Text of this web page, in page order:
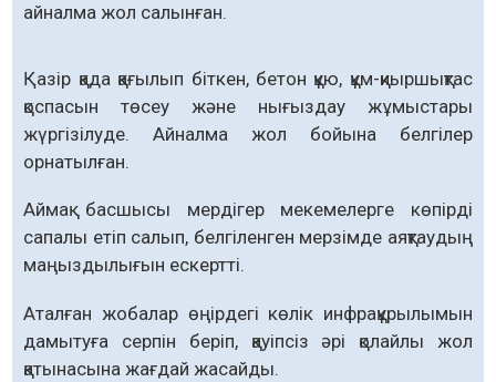
айналма жол салынған.
Қазір қада қағылып біткен, бетон құю, құм-қиыршықтас
қоспасын төсеу және нығыздау жұмыстары
жүргізілуде. Айналма жол бойына белгілер
орнатылған.
Аймақ басшысы мердігер мекемелерге көпірді
сапалы етіп салып, белгіленген мерзімде аяқтаудың
маңыздылығын ескертті.
Аталған жобалар өңірдегі көлік инфрақұрылымын
дамытуға серпін беріп, қауіпсіз әрі қолайлы жол
қатынасына жағдай жасайды.